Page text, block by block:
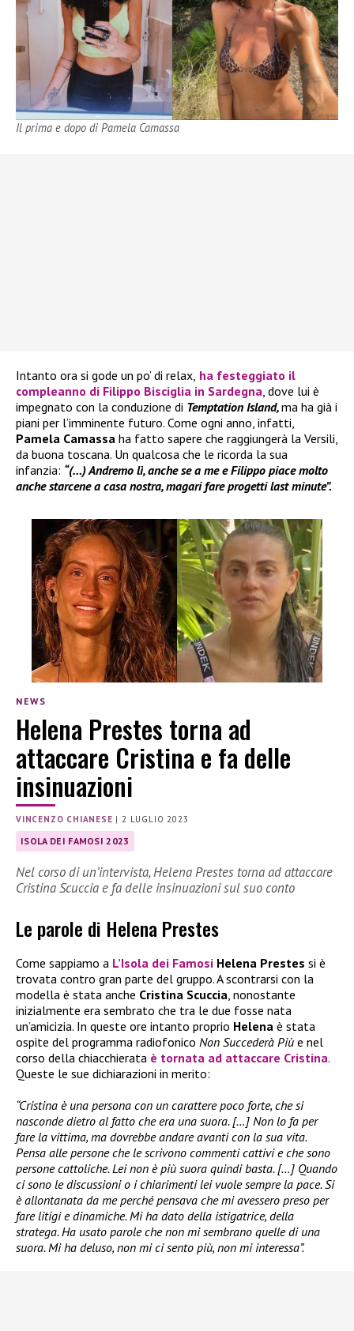
Il prima e dopo di Pamela Camassa
Intanto ora si gode un po’ di relax, ha festeggiato il
compleanno di Filippo Bisciglia in Sardegna, dove lui è
impegnato con la conduzione di Temptation Island,ma ha già i
piani per l’imminente futuro. Come ogni anno, infatti,
Pamela Camassa ha fatto sapere che raggiungerà la Versili,
da buona toscana. Un qualcosa che le ricorda la sua
infanzia: “(…) Andremo lì, anche se a me e Filippo piace molto
anche starcene a casa nostra, magari fare progetti last minute”.
NEWS
Helena Prestes torna ad
attaccare Cristina e fa delle
insinuazioni
VINCENZO CHIANESE | 2 LUGLIO 2023
ISOLA DEI FAMOSI 2023
Nel corso di un’intervista, Helena Prestes torna ad attaccare
Cristina Scuccia e fa delle insinuazioni sul suo conto
Le parole di Helena Prestes
Come sappiamo a L’Isola dei Famosi Helena Prestes si è
trovata contro gran parte del gruppo. A scontrarsi con la
modella è stata anche Cristina Scuccia , nonostante
inizialmente era sembrato che tra le due fosse nata
un’amicizia. In queste ore intanto proprio Helena è stata
ospite del programma radiofonico Non Succederà Più e nel
corso della chiacchierata è tornata ad attaccare Cristina.
Queste le sue dichiarazioni in merito:
“Cristina è una persona con un carattere poco forte, che si
nasconde dietro al fatto che era una suora. […] Non lo fa per
fare la vittima, ma dovrebbe andare avanti con la sua vita.
Pensa alle persone che le scrivono commenti cattivi e che sono
persone cattoliche. Lei non è più suora quindi basta. […] Quando
ci sono le discussioni o i chiarimenti lei vuole sempre la pace. Si
è allontanata da me perché pensava che mi avessero preso per
fare litigi e dinamiche. Mi ha dato della istigatrice, della
stratega. Ha usato parole che non mi sembrano quelle di una
suora. Mi ha deluso, non mi ci sento più, non mi interessa”.